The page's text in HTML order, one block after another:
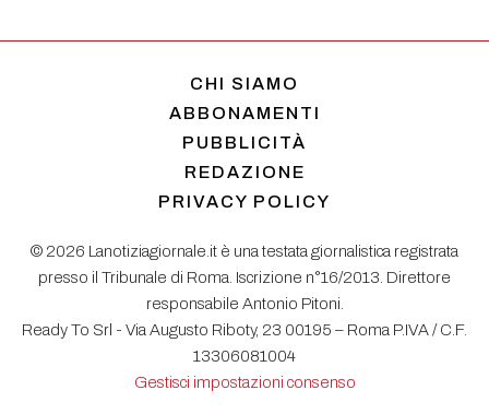
CHI SIAMO
ABBONAMENTI
PUBBLICITÀ
REDAZIONE
PRIVACY POLICY
© 2026 Lanotiziagiornale.it è una testata giornalistica registrata
presso il Tribunale di Roma. Iscrizione n°16/2013. Direttore
responsabile Antonio Pitoni.
Ready To Srl - Via Augusto Riboty, 23 00195 – Roma P.IVA / C.F.
13306081004
Gestisci impostazioni consenso